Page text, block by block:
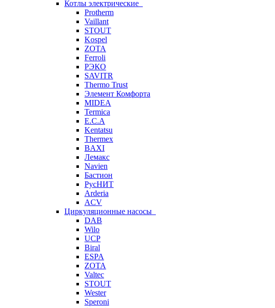
Котлы электрические
Protherm
Vaillant
STOUT
Kospel
ZOTA
Ferroli
РЭКО
SAVITR
Thermo Trust
Элемент Комфорта
MIDEA
Termica
E.C.A
Kentatsu
Thermex
BAXI
Лемакс
Navien
Бастион
РусНИТ
Arderia
ACV
Циркуляционные насосы
DAB
Wilo
UCP
Biral
ESPA
ZOTA
Valtec
STOUT
Wester
Speroni